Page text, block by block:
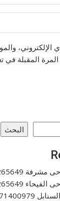
المقبلة في
البحث
0577265649
0577265649